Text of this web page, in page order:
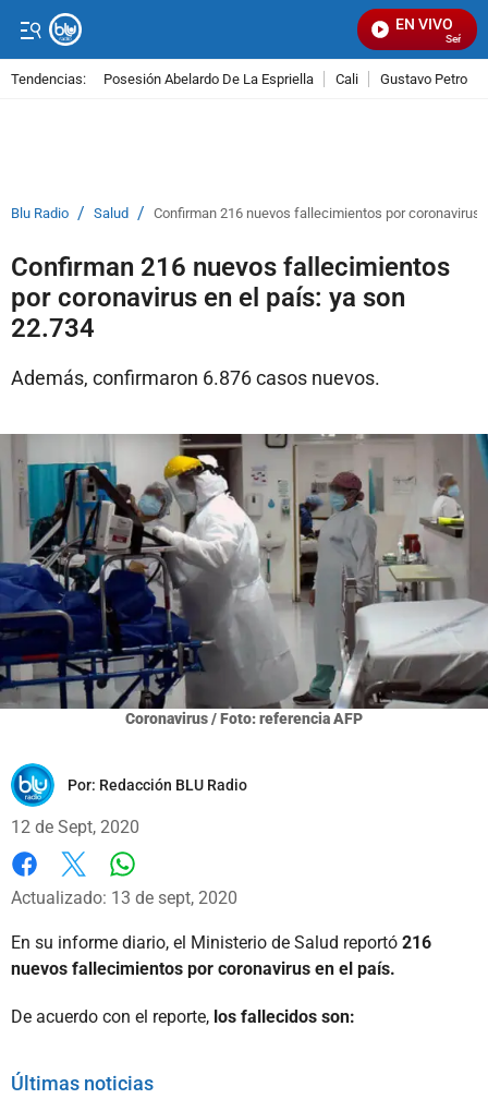
EN VIVO
Señal
Tendencias: Posesión Abelardo De La Espriella Cali Gustavo Petro
Blu Radio / Salud / Confirman 216 nuevos fallecimientos por coronavirus
Confirman 216 nuevos fallecimientos
por coronavirus en el país: ya son
22.734
Además, confirmaron 6.876 casos nuevos.
Coronavirus / Foto: referencia AFP
Por: Redacción BLU Radio
12 de Sept, 2020
Facebook
X
Actualizado: 13 de sept, 2020
En su informe diario, el Ministerio de Salud reportó 216
nuevos fallecimientos por coronavirus en el país.
De acuerdo con el reporte, los fallecidos son:
Últimas noticias